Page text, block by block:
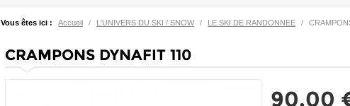
Vous êtes ici : Accueil / L'UNIVERS DU SKI / SNOW / LE SKI DE RANDONNEE /
CRAMPONS DYNAFIT 110
90,00